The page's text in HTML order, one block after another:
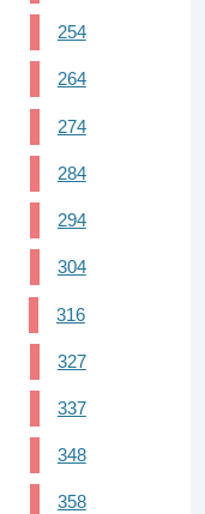
254
264
274
284
294
304
316
327
337
348
358